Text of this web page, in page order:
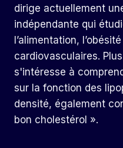
dirige actuellement
indépendante qui
l’alimentation,
cardiovasculaires.
s'intéresse à
sur la fonction des
densité, également
bon cholestérol ».